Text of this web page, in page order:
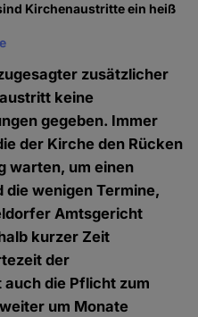
Kirchenaustritte ein heiß
zusätzlicher
keine
gegeben. Immer
der Kirche den Rücken
warten, um einen
die wenigen Termine,
Amtsgericht
kurzer Zeit
der
die Pflicht zum
um Monate